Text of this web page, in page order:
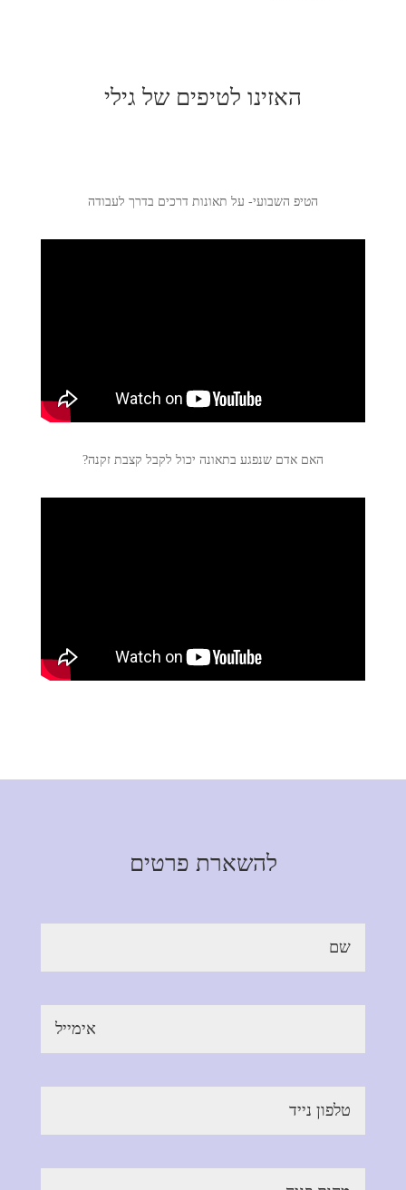
האזינו לטיפים של גילי
הטיפ השבועי- על תאונות דרכים בדרך לעבודה
האם אדם שנפגע בתאונה יכול לקבל קצבת זקנה?
להשארת פרטים